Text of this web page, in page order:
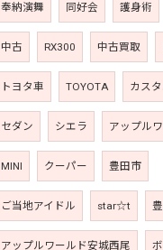
奉納演舞 同好会 護身術
中古 RX300 中古買取
トヨタ車 TOYOTA カス
セダン シエラ アップル
MINI クーパー 豊田市
ご当地アイドル star☆t
アップルワールド安城西尾